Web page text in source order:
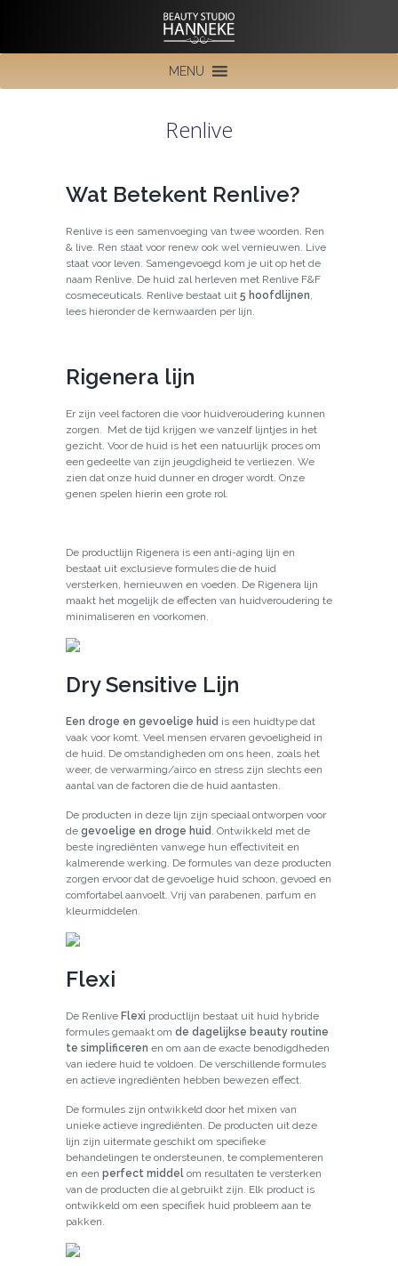
MENU
Renlive
Wat Betekent Renlive?
Renlive is een samenvoeging van twee woorden. Ren
& live. Ren staat voor renew ook wel vernieuwen. Live
staat voor leven. Samengevoegd kom je uit op het de
naam Renlive. De huid zal herleven met Renlive F&F
cosmeceuticals. Renlive bestaat uit 5 hoofdlijnen,
lees hieronder de kernwaarden per lijn.
Rigenera lijn
Er zijn veel factoren die voor huidveroudering kunnen
zorgen. Met de tijd krijgen we vanzelf lijntjes in het
gezicht. Voor de huid is het een natuurlijk proces om
een gedeelte van zijn jeugdigheid te verliezen. We
zien dat onze huid dunner en droger wordt. Onze
genen spelen hierin een grote rol.
De productlijn Rigenera is een anti-aging lijn en
bestaat uit exclusieve formules die de huid
versterken, hernieuwen en voeden. De Rigenera lijn
maakt het mogelijk de effecten van huidveroudering te
minimaliseren en voorkomen.
Dry Sensitive Lijn
Een droge en gevoelige huid is een huidtype dat
vaak voor komt. Veel mensen ervaren gevoeligheid in
de huid. De omstandigheden om ons heen, zoals het
weer, de verwarming/airco en stress zijn slechts een
aantal van de factoren die de huid aantasten.
De producten in deze lijn zijn speciaal ontworpen voor
de gevoelige en droge huid . Ontwikkeld met de
beste ingrediënten vanwege hun effectiviteit en
kalmerende werking. De formules van deze producten
zorgen ervoor dat de gevoelige huid schoon, gevoed en
comfortabel aanvoelt. Vrij van parabenen, parfum en
kleurmiddelen.
Flexi
De Renlive Flexi productlijn bestaat uit huid hybride
formules gemaakt om de dagelijkse beauty routine
te simplificeren en om aan de exacte benodigdheden
van iedere huid te voldoen. De verschillende formules
en actieve ingrediënten hebben bewezen effect.
De formules zijn ontwikkeld door het mixen van
unieke actieve ingrediënten. De producten uit deze
lijn zijn uitermate geschikt om specifieke
behandelingen te ondersteunen, te complementeren
en een perfect middel om resultaten te versterken
van de producten die al gebruikt zijn. Elk product is
ontwikkeld om een specifiek huid probleem aan te
pakken.